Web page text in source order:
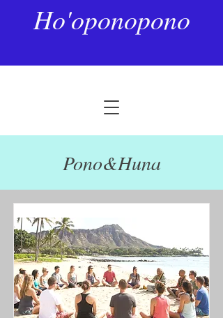
Ho'oponopono
Pono&Huna